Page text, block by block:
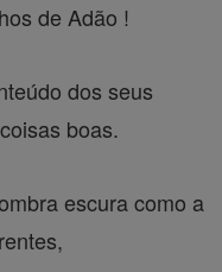
de Adão !
dos seus
boas.
escura como a